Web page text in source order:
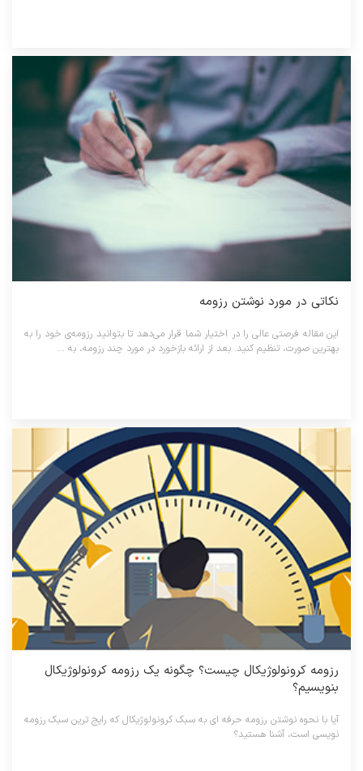
نکاتی در مورد نوشتن رزومه
این مقاله فرصتی عالی را در اختیار شما قرار می‌دهد تا بتوانید رزومه‌ی خود را به
بهترین صورت، تنظیم کنید. بعد از ارائه بازخورد در مورد چند رزومه، به ...
رزومه کرونولوژیکال چیست؟ چگونه یک رزومه کرونولوژیکال
بنویسیم؟
آیا با نحوه نوشتن رزومه حرفه ای به سبک کرونولوژیکال که رایج ترین سبک رزومه
نویسی است، آشنا هستید؟